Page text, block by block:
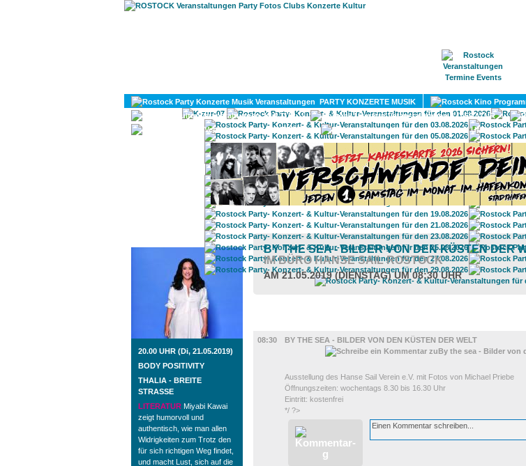
PARTY KONZERTE MUSIK
KULTUR
LITERATUR
DIVERSES
UMLAND
ROSTOCK TAGESTIPP
20.00 UHR (Di, 21.05.2019)
BODY POSITIVITY
THALIA - BREITE
STRASSE
LITERATUR Miyabi Kawai
zeigt humorvoll und
authentisch, wie man allen
Widrigkeiten zum Trotz den
für sich richtigen Weg findet,
und macht Lust, sich auf die
BY THE SEA - BILDER VON DEN KÜSTEN DER
IM BÜRO HANSE SAIL ROSTOCK
AM 21.05.2019 (DIENSTAG) UM 08:30 UHR
08:30
BY THE SEA - BILDER VON DEN KÜSTEN DER WELT
Ausstellung des Hanse Sail Verein e.V. mit Fotos von Michael Priebe
Öffnungszeiten: wochentags 8.30 bis 16.30 Uhr
Eintritt: kostenfrei
*/ ?>